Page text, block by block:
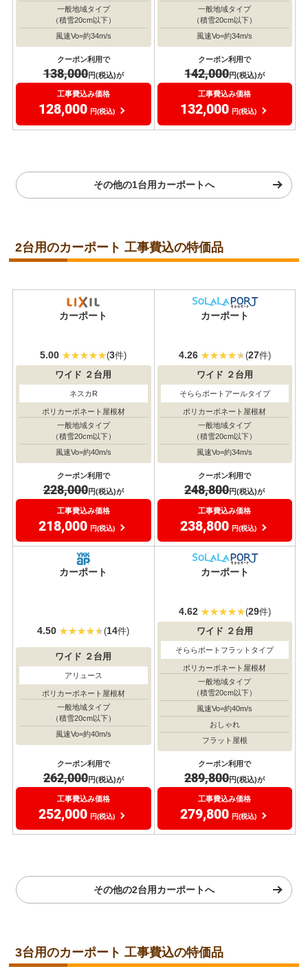
一般地域タイプ
（積雪20cm以下）
風速Vo=約34m/s
クーポン利用で
138,000円(税込)が
工事費込み価格
128,000 円(税込)
一般地域タイプ
（積雪20cm以下）
風速Vo=約34m/s
クーポン利用で
142,000円(税込)が
工事費込み価格
132,000 円(税込)
その他の1台用カーポートへ
2台用のカーポート 工事費込の特価品
カーポート
5.00 (3件)
ワイド ２台用
ネスカR
ポリカーボネート屋根材
一般地域タイプ
（積雪20cm以下）
風速Vo=約40m/s
クーポン利用で
228,000円(税込)が
工事費込み価格
218,000 円(税込)
カーポート
4.26 (27件)
ワイド ２台用
そららポートアールタイプ
ポリカーボネート屋根材
一般地域タイプ
（積雪20cm以下）
風速Vo=約34m/s
クーポン利用で
248,800円(税込)が
工事費込み価格
238,800 円(税込)
カーポート
4.50 (14件)
ワイド ２台用
アリュース
ポリカーボネート屋根材
一般地域タイプ
（積雪20cm以下）
風速Vo=約40m/s
クーポン利用で
262,000円(税込)が
工事費込み価格
252,000 円(税込)
カーポート
4.62 (29件)
ワイド ２台用
そららポートフラットタイプ
ポリカーボネート屋根材
一般地域タイプ
（積雪20cm以下）
風速Vo=約40m/s
おしゃれ
フラット屋根
クーポン利用で
289,800円(税込)が
工事費込み価格
279,800 円(税込)
その他の2台用カーポートへ
3台用のカーポート 工事費込の特価品